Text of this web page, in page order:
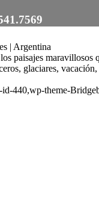
| Argentina
paisajes
glaciares,
440,wp-theme-